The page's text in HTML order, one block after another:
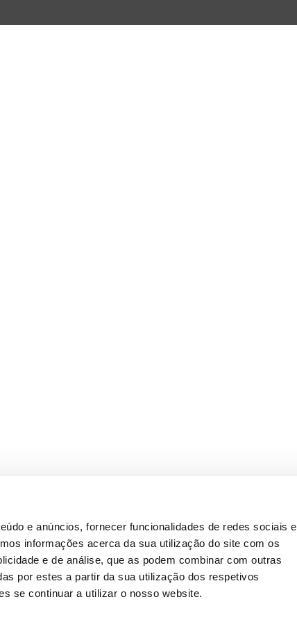
e anúncios, fornecer funcionalidades de redes sociais e
informações acerca da sua utilização do site com os
e de análise, que as podem combinar com outras
por estes a partir da sua utilização dos respetivos
se continuar a utilizar o nosso website.